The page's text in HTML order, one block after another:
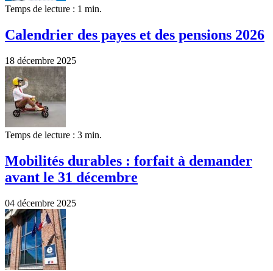
Temps de lecture : 1 min.
Calendrier des payes et des pensions 2026
18 décembre 2025
Temps de lecture : 3 min.
Mobilités durables : forfait à demander
avant le 31 décembre
04 décembre 2025